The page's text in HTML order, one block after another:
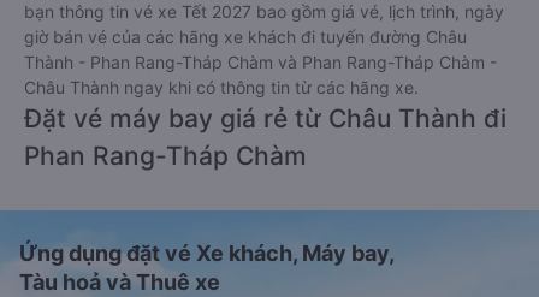
bạn thông tin vé xe Tết 2027 bao gồm giá vé, lịch trình, ngày
giờ bán vé của các hãng xe khách đi tuyến đường Châu
Thành - Phan Rang-Tháp Chàm và Phan Rang-Tháp Chàm -
Châu Thành ngay khi có thông tin từ các hãng xe.
Đặt vé máy bay giá rẻ từ Châu Thành đi
Phan Rang-Tháp Chàm
Ứng dụng đặt vé Xe khách, Máy bay,
Tàu hoả và Thuê xe